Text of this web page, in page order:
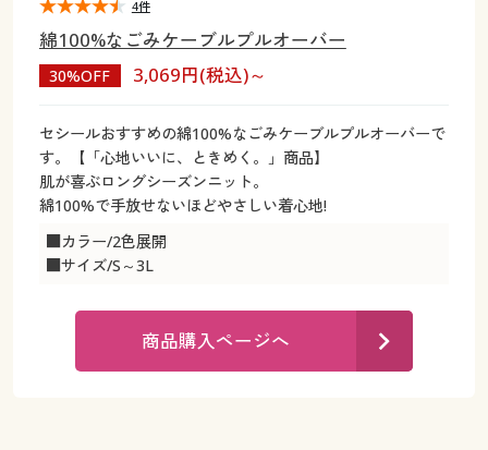
大きいサイズ レディース下着
大きいサイズ メンズ
大きいサイズ 事務・制服
カタログ
カタログ・チラシからのご注文
デジタルカタログ
カタログ無料プレゼント
会員メニュー
大きいサイズ メンズ
大きいサイズ 事務・制服
カタログ
カタログ・チラシからのご注文
カタログ無料プレゼント
会員メニュー
綿100%なごみケーブルプルオーバー
30%OFF 3,069円(税込)～
セシールおすすめの綿100%なごみケーブルプルオーバーで
す。【「心地いいに、ときめく。」商品】
肌が喜ぶロングシーズンニット。
綿100%で手放せないほどやさしい着心地!
■カラー/2色展開
■サイズ/S～3L
4件
商品購入ページへ